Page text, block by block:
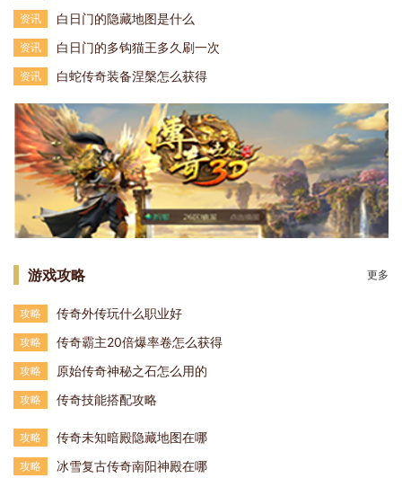
资讯 白日门的隐藏地图是什么
资讯 白日门的多钩猫王多久刷一次
资讯 白蛇传奇装备涅槃怎么获得
游戏攻略 更多
攻略 传奇外传玩什么职业好
攻略 传奇霸主20倍爆率卷怎么获得
攻略 原始传奇神秘之石怎么用的
攻略 传奇技能搭配攻略
攻略 传奇未知暗殿隐藏地图在哪
攻略 冰雪复古传奇南阳神殿在哪